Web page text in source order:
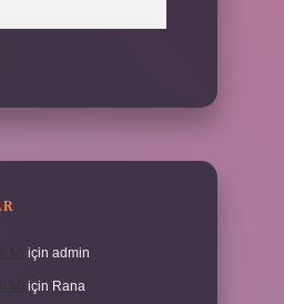
için admin
için Rana